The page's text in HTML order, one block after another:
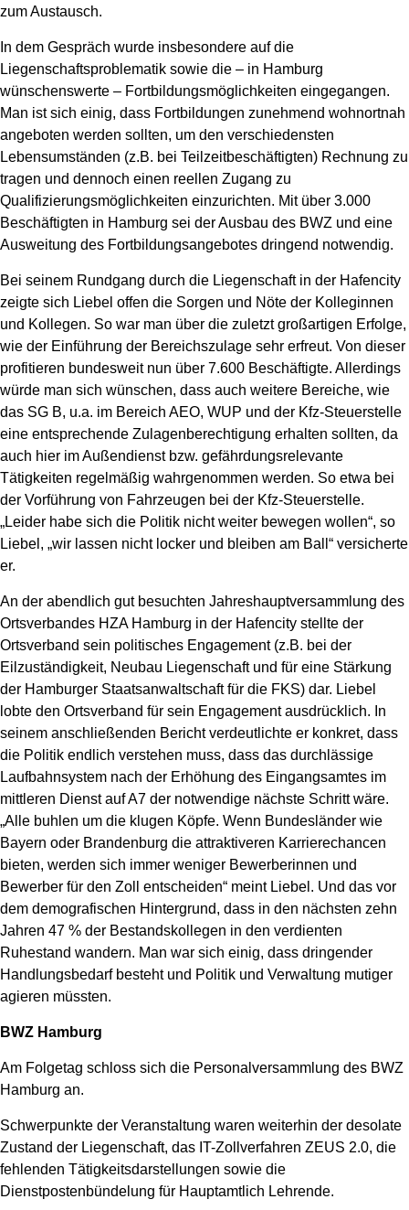
zum Austausch.
In dem Gespräch wurde insbesondere auf die
Liegenschaftsproblematik sowie die – in Hamburg
wünschenswerte – Fortbildungsmöglichkeiten eingegangen.
Man ist sich einig, dass Fortbildungen zunehmend wohnortnah
angeboten werden sollten, um den verschiedensten
Lebensumständen (z.B. bei Teilzeitbeschäftigten) Rechnung zu
tragen und dennoch einen reellen Zugang zu
Qualifizierungsmöglichkeiten einzurichten. Mit über 3.000
Beschäftigten in Hamburg sei der Ausbau des BWZ und eine
Ausweitung des Fortbildungsangebotes dringend notwendig.
Bei seinem Rundgang durch die Liegenschaft in der Hafencity
zeigte sich Liebel offen die Sorgen und Nöte der Kolleginnen
und Kollegen. So war man über die zuletzt großartigen Erfolge,
wie der Einführung der Bereichszulage sehr erfreut. Von dieser
profitieren bundesweit nun über 7.600 Beschäftigte. Allerdings
würde man sich wünschen, dass auch weitere Bereiche, wie
das SG B, u.a. im Bereich AEO, WUP und der Kfz-Steuerstelle
eine entsprechende Zulagenberechtigung erhalten sollten, da
auch hier im Außendienst bzw. gefährdungsrelevante
Tätigkeiten regelmäßig wahrgenommen werden. So etwa bei
der Vorführung von Fahrzeugen bei der Kfz-Steuerstelle.
„Leider habe sich die Politik nicht weiter bewegen wollen“, so
Liebel, „wir lassen nicht locker und bleiben am Ball“ versicherte
er.
An der abendlich gut besuchten Jahreshauptversammlung des
Ortsverbandes HZA Hamburg in der Hafencity stellte der
Ortsverband sein politisches Engagement (z.B. bei der
Eilzuständigkeit, Neubau Liegenschaft und für eine Stärkung
der Hamburger Staatsanwaltschaft für die FKS) dar. Liebel
lobte den Ortsverband für sein Engagement ausdrücklich. In
seinem anschließenden Bericht verdeutlichte er konkret, dass
die Politik endlich verstehen muss, dass das durchlässige
Laufbahnsystem nach der Erhöhung des Eingangsamtes im
mittleren Dienst auf A7 der notwendige nächste Schritt wäre.
„Alle buhlen um die klugen Köpfe. Wenn Bundesländer wie
Bayern oder Brandenburg die attraktiveren Karrierechancen
bieten, werden sich immer weniger Bewerberinnen und
Bewerber für den Zoll entscheiden“ meint Liebel. Und das vor
dem demografischen Hintergrund, dass in den nächsten zehn
Jahren 47 % der Bestandskollegen in den verdienten
Ruhestand wandern. Man war sich einig, dass dringender
Handlungsbedarf besteht und Politik und Verwaltung mutiger
agieren müssten.
BWZ Hamburg
Am Folgetag schloss sich die Personalversammlung des BWZ
Hamburg an.
Schwerpunkte der Veranstaltung waren weiterhin der desolate
Zustand der Liegenschaft, das IT-Zollverfahren ZEUS 2.0, die
fehlenden Tätigkeitsdarstellungen sowie die
Dienstpostenbündelung für Hauptamtlich Lehrende.